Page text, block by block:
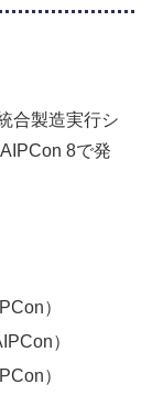
合製造実行シ
8で発
）
）
）